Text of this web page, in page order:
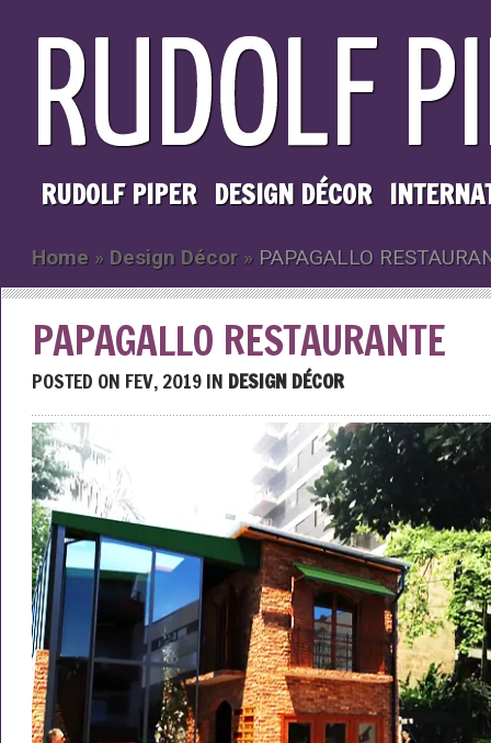
RUDOLF PIPER DESIGN DÉCOR
Home » Design Décor » PAPAGALLO
PAPAGALLO RESTAURANTE
POSTED ON FEV, 2019 IN DESIGN DÉCOR